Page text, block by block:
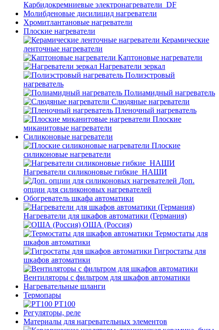
Карбидокремниевые электронагреватели_DF
Молибденовые дисилицид нагреватели
Хромитлантановые нагреватели
Плоские нагреватели
Керамические
ленточные нагреватели
Каптоновые нагреватели
Нагреватели зеркал
Полиэстровый
нагреватель
Полиамидный нагреватель
Слюдяные нагреватели
Пленочный нагреватель
Плоские
миканитовые нагреватели
Силиконовые нагреватели
Плоские
силиконовые нагреватели
Нагреватели силиконовые гибкие_НАШИ
Доп.
опции для силиконовых нагревателей
Обогреватель шкафа автоматики
Нагреватели для шкафов автоматики (Германия)
ОША (Россия)
Термостаты для
шкафов автоматики
Гигростаты для
шкафов автоматики
Вентиляторы с фильтром для шкафов автоматики
Нагревательные шланги
Термопары
PT100
Регуляторы, реле
Материалы для нагревательных элементов